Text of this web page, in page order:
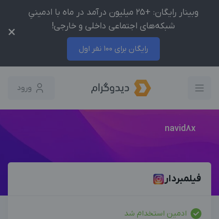
وبینار رایگان: +25 میلیون درآمد در ماه با ادمینیِ
شبکه‌های اجتماعی داخلی و خارجی!
رایگان برای 100 نفر اول
×
ورود
navid8x
فیلمبردار
ادمین استخدام شد